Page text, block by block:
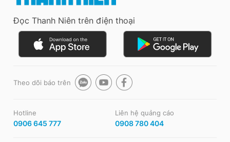
Đọc Thanh Niên trên điện thoại
Theo dõi báo trên
Hotline
0906 645 777
Liên hệ quảng cáo
0908 780 404